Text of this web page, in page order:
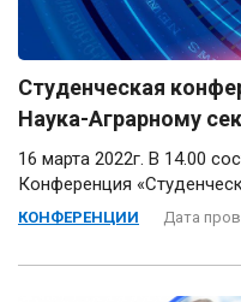
Студенческая
Наука-Аграрному
16 марта 2022г. В 14.00
Конференция
КОНФЕРЕНЦИИ Дата